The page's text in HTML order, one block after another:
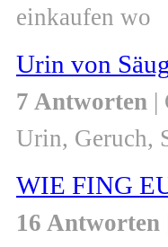
einkaufen wo
Urin von
7 Antworten |
Urin, Geruch,
WIE FING
16 Antworten